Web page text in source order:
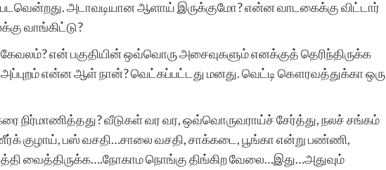
அடாவடியான ஆளாய் இருக்குமோ? என்ன வாடகைக்கு விட்டார்
வாங்கிட்டு?
கேவலம்? என் பகுதியின் ஒவ்வொரு அசைவுகளும் எனக்குத் தெரிந்திருக்க
என்ன ஆள் நான்? வெட்கப்பட்டது மனது. வெட்டி கௌரவத்துக்கா ஒரு
வீடுகள் வர வர, ஒவ்வொருவராய்ச் சேர்த்து, நலச் சங்கம்
குழாய், பஸ் வசதி…சாலை வசதி, சாக்கடை, பூங்கா என்று பண்ணி,
வைத்திருக்க….நோகாம நொங்கு திங்கிற வேலை…இது…அதுவும்